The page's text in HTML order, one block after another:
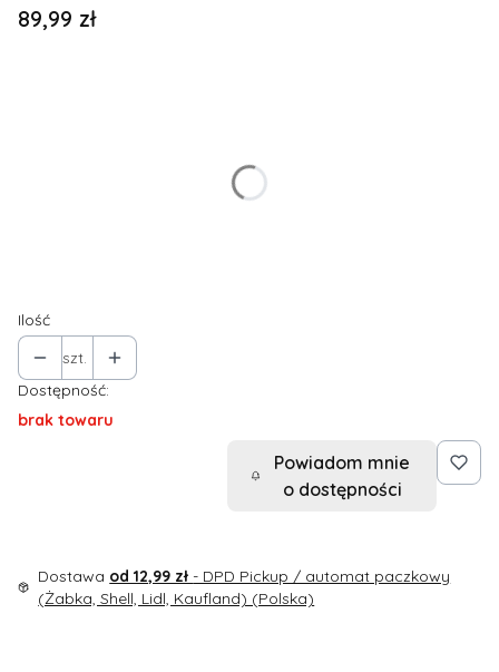
Cena
89,99 zł
Ilość
szt.
Dostępność:
brak towaru
Powiadom mnie
o dostępności
Dostawa od 12,99 zł - DPD Pickup / automat paczkowy
(Żabka, Shell, Lidl, Kaufland) (Polska)